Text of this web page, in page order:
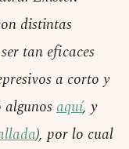
distintas
tan eficaces
a corto y
aquí, y
), por lo cual